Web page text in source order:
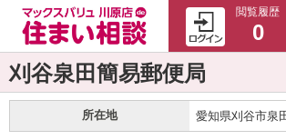
閲覧履歴
0
刈谷泉田簡易郵便局
所在地 愛知県刈谷市泉